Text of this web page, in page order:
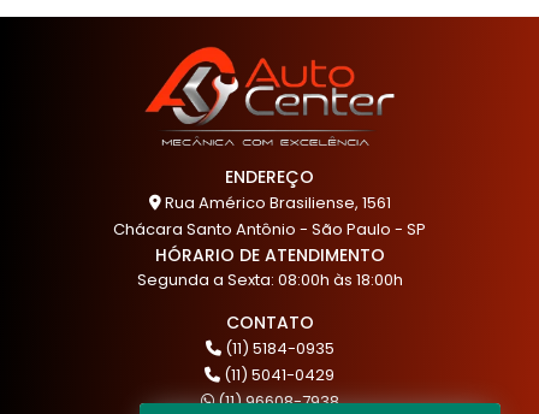
ENDEREÇO
Rua Américo Brasiliense, 1561
Chácara Santo Antônio - São Paulo - SP
HÓRARIO DE ATENDIMENTO
Segunda a Sexta: 08:00h às 18:00h
CONTATO
(11) 5184-0935
(11) 5041-0429
(11) 96608-7938